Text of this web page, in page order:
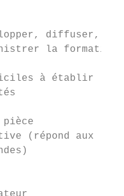
diffuser,
la
à établir
pièce
(répond aux